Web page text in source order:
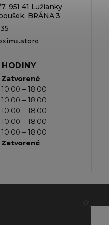
951 41 Lužianky
BRÁNA 3
HODINY
Zatvorené
10:00 – 18:00
10:00 – 18:00
10:00 – 18:00
10:00 – 18:00
10:00 – 18:00
Zatvorené